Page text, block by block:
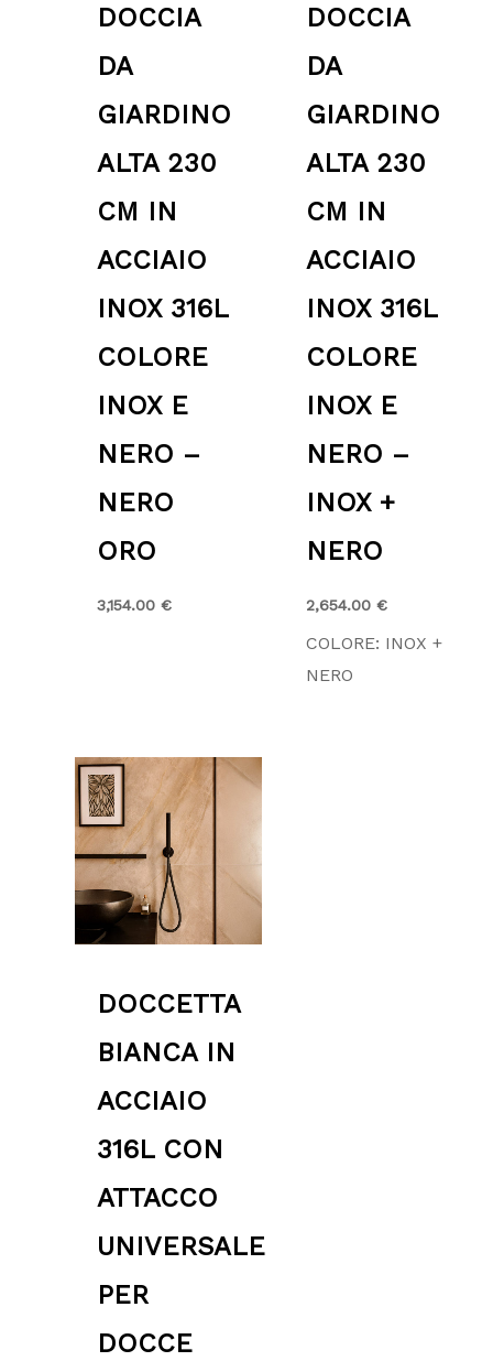
DOCCIA
DA
GIARDINO
ALTA 230
CM IN
ACCIAIO
INOX 316L
COLORE
INOX E
NERO –
NERO
ORO
3,154.00 €
DOCCIA
DA
GIARDINO
ALTA 230
CM IN
ACCIAIO
INOX 316L
COLORE
INOX E
NERO –
INOX +
NERO
2,654.00 €
COLORE: INOX +
NERO
DOCCETTA
BIANCA IN
ACCIAIO
316L CON
ATTACCO
UNIVERSALE
PER
DOCCE